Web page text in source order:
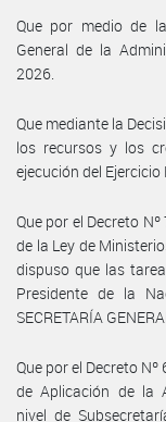
Que por medio de
General de la
2026.
Que mediante la
los recursos y los
ejecución del Ejercicio
Que por el Decreto
de la Ley de
dispuso que las
Presidente de la
SECRETARÍA
Que por el Decreto
de Aplicación de la
nivel de